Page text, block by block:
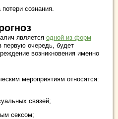
сознания.
является одной из форм
первую очередь, будет
возникновения именно
мероприятиям относятся:
связей;
сексом;